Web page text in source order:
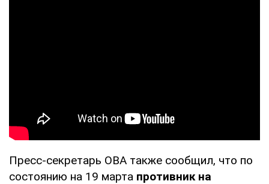
Пресс-секретарь ОВА также сообщил, что по
состоянию на 19 марта противник на